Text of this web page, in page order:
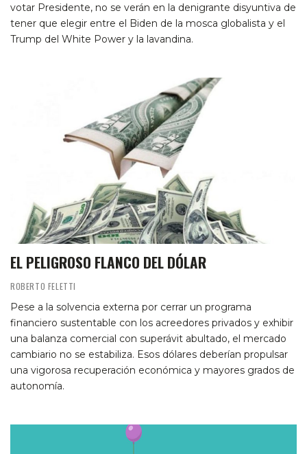
votar Presidente, no se verán en la denigrante disyuntiva de
tener que elegir entre el Biden de la mosca globalista y el
Trump del White Power y la lavandina.
EL PELIGROSO FLANCO DEL DÓLAR
ROBERTO FELETTI
Pese a la solvencia externa por cerrar un programa
financiero sustentable con los acreedores privados y exhibir
una balanza comercial con superávit abultado, el mercado
cambiario no se estabiliza. Esos dólares deberían propulsar
una vigorosa recuperación económica y mayores grados de
autonomía.